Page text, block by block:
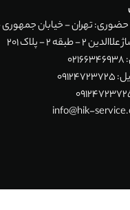
تهران - خیابان جمهوری
- طبقه 2 - پلاک 201